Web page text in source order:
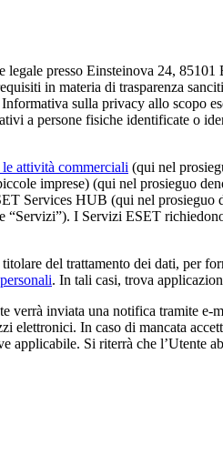
presso Einsteinova 24,
in materia di trasparenza
sulla privacy allo scopo
a persone fisiche identificate o
attività commerciali (qui nel
imprese) (qui nel prosieguo
Services HUB (qui nel prosieguo
“Servizi”). I Servizi ESET
del trattamento dei dati, per
. In tali casi, trova
inviata una notifica tramite e-
In caso di mancata
applicabile. Si riterrà che l’Utente